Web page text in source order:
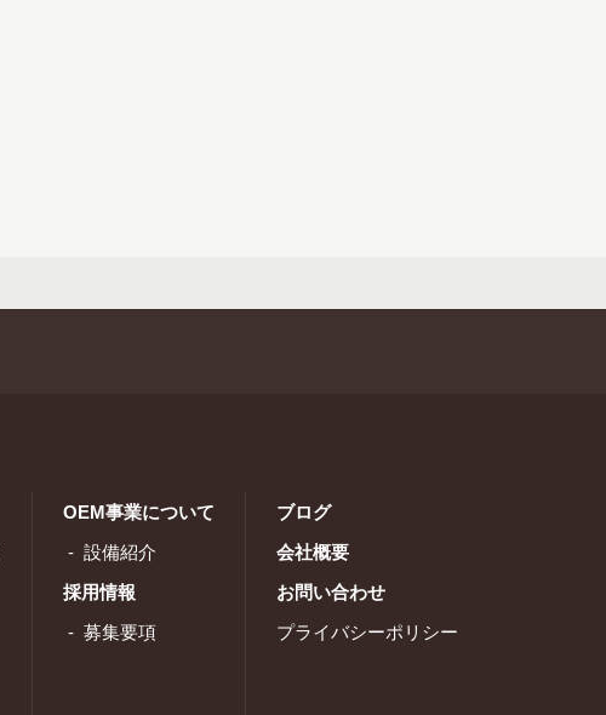
OEM事業について
設備紹介
採用情報
募集要項
ブログ
会社概要
お問い合わせ
プライバシーポリシー